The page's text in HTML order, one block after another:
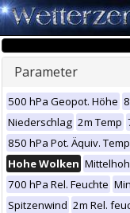
Parameter
500 hPa Geopot. Höhe
Niederschlag 2m Temp
850 hPa Pot. Äquiv. Temp
Hohe Wolken
700 hPa Rel. Feuchte
Spitzenwind 2m Rel.